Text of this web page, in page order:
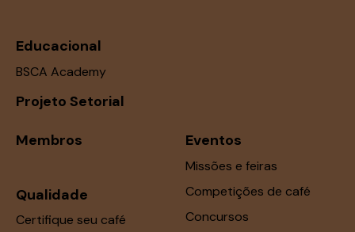
Educacional
BSCA Academy
Projeto Setorial
Membros
Qualidade
Certifique seu café
Eventos
Missões e feiras
Competições de café
Concursos